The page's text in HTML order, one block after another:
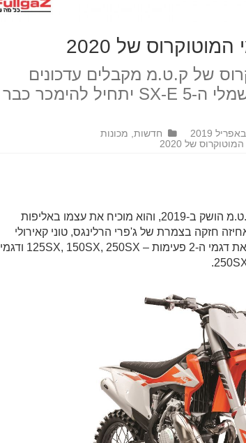
של 2020
המוטוקרוס של ק.ט.מ מקבלים עדכונים
ושדרוגים; הדגם הקטן החשמלי ה-SX-E 5 יתחיל להימכר כבר
חדשות, מכונות
של 2020
הדור האחרון של דגמי המוטוקרוס של ק.ט.מ הושק ב-2019, והוא מוכיח את עצמו באליפות
חזקה בצמרת של ג'פרי הרלינגס, טוני קאירולי
וקופר ווב. לשנת 2020 ק.ט.מ משדרגים את דגמי ה-2 פעימות – 125SX, 150SX, 250SX ודגמי